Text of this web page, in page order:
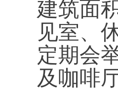
建筑面
见室、
定期会
及咖啡